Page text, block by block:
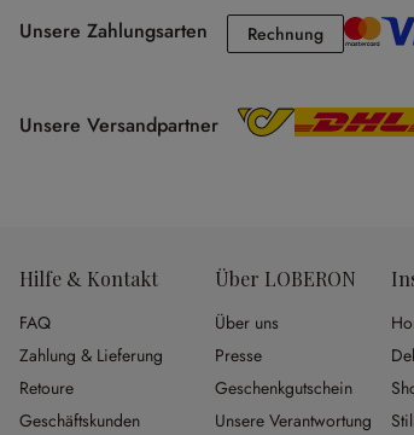
Unsere Zahlungsarten RechnungRechnung
Unsere Versandpartner
Hilfe & Kontakt
FAQ
Zahlung & Lieferung
Retoure
Geschäftskunden
Über LOBERON
Über uns
Presse
Geschenkgutschein
Unsere Verantwortung